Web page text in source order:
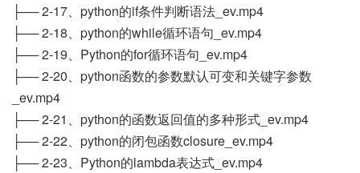
├── 2-17、python的if条件判断语法_ev.mp4
├── 2-18、python的while循环语句_ev.mp4
├── 2-19、Python的for循环语句_ev.mp4
├── 2-20、python函数的参数默认可变和关键字参数
_ev.mp4
├── 2-21、python的函数返回值的多种形式_ev.mp4
├── 2-22、python的闭包函数closure_ev.mp4
├── 2-23、Python的lambda表达式_ev.mp4